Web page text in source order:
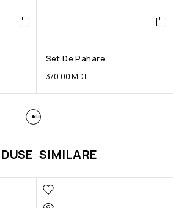
Set De Pahare
370.00 MDL
SIMILARE